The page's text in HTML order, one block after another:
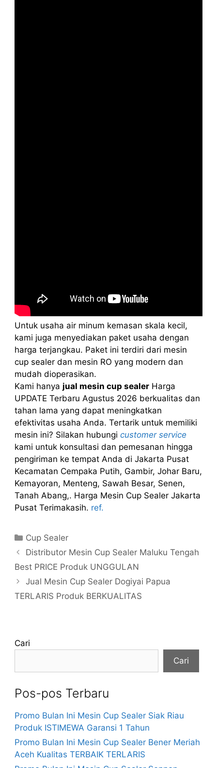
Untuk usaha air minum kemasan skala kecil,
kami juga menyediakan paket usaha dengan
harga terjangkau. Paket ini terdiri dari mesin
cup sealer dan mesin RO yang modern dan
mudah dioperasikan.
Kami hanya jual mesin cup sealer Harga
UPDATE Terbaru Agustus 2026 berkualitas dan
tahan lama yang dapat meningkatkan
efektivitas usaha Anda. Tertarik untuk memiliki
mesin ini? Silakan hubungi customer service
kami untuk konsultasi dan pemesanan hingga
pengiriman ke tempat Anda di Jakarta Pusat
Kecamatan Cempaka Putih, Gambir, Johar Baru,
Kemayoran, Menteng, Sawah Besar, Senen,
Tanah Abang,. Harga Mesin Cup Sealer Jakarta
Pusat Terimakasih. ref.
Kategori
Cup Sealer
Distributor Mesin Cup Sealer Maluku Tengah
Best PRICE Produk UNGGULAN
Jual Mesin Cup Sealer Dogiyai Papua
TERLARIS Produk BERKUALITAS
Cari
Cari
Pos-pos Terbaru
Promo Bulan Ini Mesin Cup Sealer Siak Riau
Produk ISTIMEWA Garansi 1 Tahun
Promo Bulan Ini Mesin Cup Sealer Bener Meriah
Aceh Kualitas TERBAIK TERLARIS